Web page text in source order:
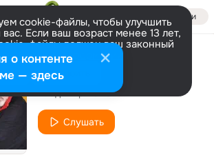
Войти
cookie-файлы, чтобы улучшить
Если ваш возраст менее 13 лет,
файлы должен ваш законный
Больше информации
все Настроить
Я иду туда
Владимир Асмолов
Слушать
о контенте
— здесь